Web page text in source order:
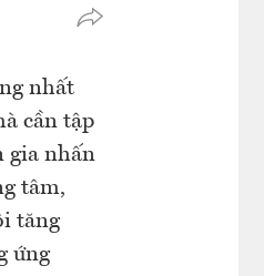
nhất
cần tập
gia nhấn
tâm,
tăng
ứng